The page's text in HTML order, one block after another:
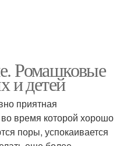
Ромашковые
и детей
приятная
время которой хорошо
поры, успокаивается